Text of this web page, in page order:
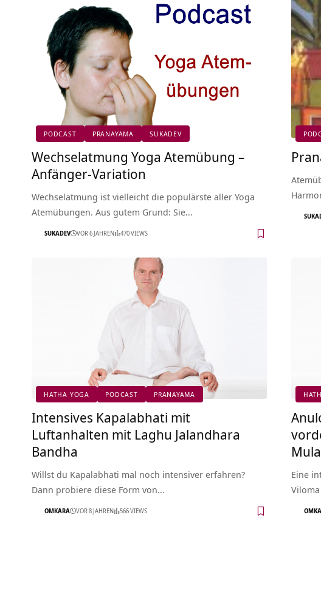
PODCAST PRANAYAMA SUKADEV
Wechselatmung Yoga Atemübung –
Anfänger-Variation
Wechselatmung ist vielleicht die populärste aller Yoga
Atemübungen. Aus gutem Grund: Sie…
SUKADEV VOR 6 JAHREN 470 VIEWS
HATHA YOGA PODCAST PRANAYAMA
Intensives Kapalabhati mit
Luftanhalten mit Laghu Jalandhara
Bandha
Willst du Kapalabhati mal noch intensiver erfahren?
Dann probiere diese Form von…
OMKARA VOR 8 JAHREN 566 VIEWS
Eine